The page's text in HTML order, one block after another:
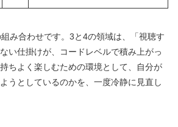
み合わせです。3と4の領域は、「視聴す
い仕掛けが、コードレベルで積み上がっ
ちよく楽しむための環境として、自分が
うとしているのかを、一度冷静に見直し